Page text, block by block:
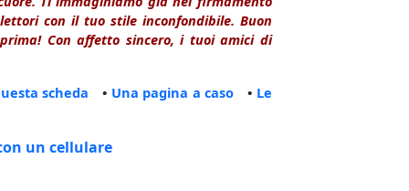
con il tuo stile inconfondibile. Buon
Con affetto sincero, i tuoi amici di
scheda • Una pagina a caso • Le
un cellulare